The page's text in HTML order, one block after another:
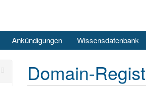
Ankündigungen Wissensdatenbank
Domain-